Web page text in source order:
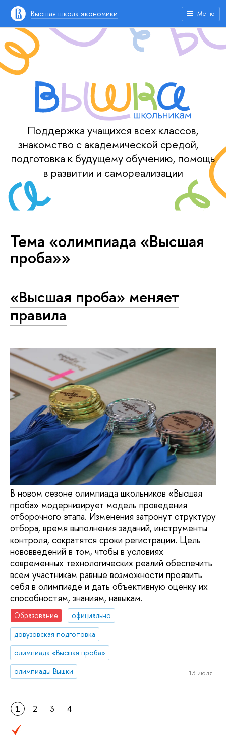
Высшая школа экономики Меню
Поддержка учащихся всех классов,
знакомство с академической средой,
подготовка к будущему обучению, помощь
в развитии и самореализации
Тема «олимпиада «Высшая
проба»»
«Высшая проба» меняет
правила
В новом сезоне олимпиада школьников «Высшая
проба» модернизирует модель проведения
отборочного этапа. Изменения затронут структуру
отбора, время выполнения заданий, инструменты
контроля, сократятся сроки регистрации. Цель
нововведений в том, чтобы в условиях
современных технологических реалий обеспечить
всем участникам равные возможности проявить
себя в олимпиаде и дать объективную оценку их
способностям, знаниям, навыкам.
Образование
официально
довузовская подготовка
олимпиада «Высшая проба»
олимпиады Вышки
13 июля
1 2 3 4